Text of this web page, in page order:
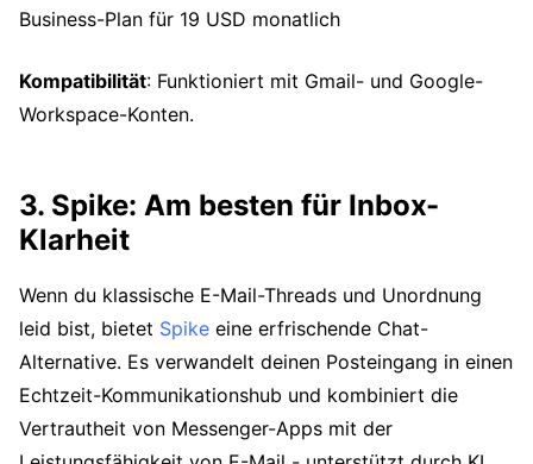
Business-Plan für 19 USD monatlich
Kompatibilität: Funktioniert mit Gmail- und Google-
Workspace-Konten.
3. Spike: Am besten für Inbox-
Klarheit
Wenn du klassische E-Mail-Threads und Unordnung
leid bist, bietet Spike eine erfrischende Chat-
Alternative. Es verwandelt deinen Posteingang in einen
Echtzeit-Kommunikationshub und kombiniert die
Vertrautheit von Messenger-Apps mit der